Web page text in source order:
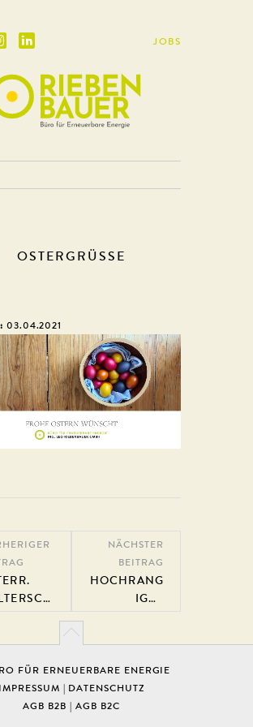
JOBS
OSTERGRÜSSE
03.04.2021
2021
NÄCHSTER
BEITRAG
HOCHRANG
IGER
TERNITZ
FÜR ERNEUERBARE ENERGIE
IMPRESSUM | DATENSCHUTZ
AGB B2B | AGB B2C